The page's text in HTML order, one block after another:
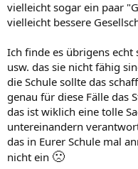
vielleicht sogar ein paar
vielleicht bessere
Ich finde es übrigens echt
usw. das sie nicht fähig
die Schule sollte das
genau für diese Fälle das
das ist wiklich eine tolle
untereinandern
das in Eurer Schule mal
nicht ein 🙁